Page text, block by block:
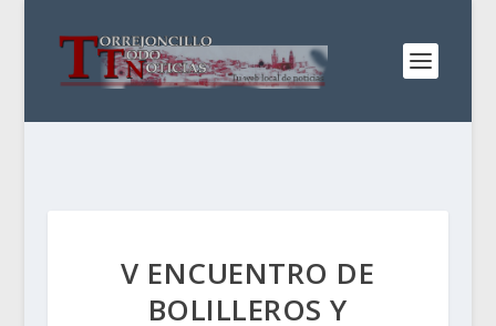
V ENCUENTRO DE
BOLILLEROS Y